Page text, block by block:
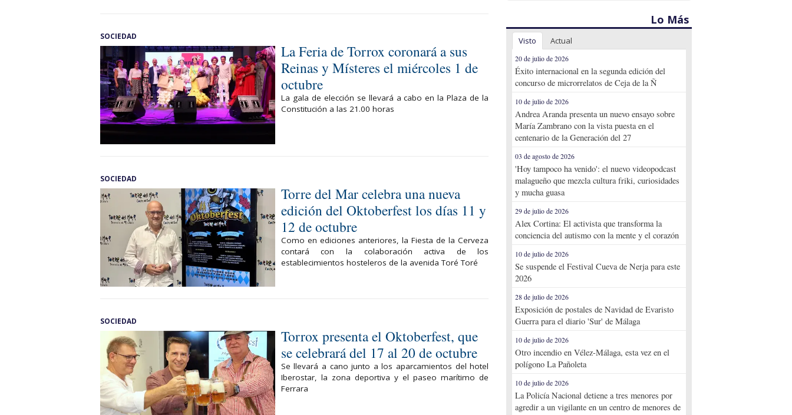
SOCIEDAD
La Feria de Torrox coronará a sus
Reinas y Místeres el miércoles 1 de
octubre
La gala de elección se llevará a cabo en la Plaza de la
Constitución a las 21.00 horas
SOCIEDAD
Torre del Mar celebra una nueva
edición del Oktoberfest los días 11 y
12 de octubre
Como en ediciones anteriores, la Fiesta de la Cerveza
contará con la colaboración activa de los
establecimientos hosteleros de la avenida Toré Toré
SOCIEDAD
Torrox presenta el Oktoberfest, que
se celebrará del 17 al 20 de octubre
Se llevará a cano junto a los aparcamientos del hotel
Iberostar, la zona deportiva y el paseo marítimo de
Ferrara
Lo Más
Visto Actual
20 de julio de 2026
Éxito internacional en la segunda edición del
concurso de microrrelatos de Ceja de la Ñ
10 de julio de 2026
Andrea Aranda presenta un nuevo ensayo sobre
María Zambrano con la vista puesta en el
centenario de la Generación del 27
03 de agosto de 2026
'Hoy tampoco ha venido': el nuevo videopodcast
malagueño que mezcla cultura friki, curiosidades
y mucha guasa
29 de julio de 2026
Alex Cortina: El activista que transforma la
conciencia del autismo con la mente y el corazón
10 de julio de 2026
Se suspende el Festival Cueva de Nerja para este
2026
28 de julio de 2026
Exposición de postales de Navidad de Evaristo
Guerra para el diario 'Sur' de Málaga
10 de julio de 2026
Otro incendio en Vélez-Málaga, esta vez en el
polígono La Pañoleta
10 de julio de 2026
La Policía Nacional detiene a tres menores por
agredir a un vigilante en un centro de menores de